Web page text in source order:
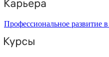
Профессиональное развитие